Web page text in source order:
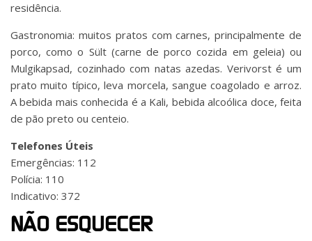
residência.
Gastronomia: muitos pratos com carnes, principalmente de
porco, como o Sült (carne de porco cozida em geleia) ou
Mulgikapsad, cozinhado com natas azedas. Verivorst é um
prato muito típico, leva morcela, sangue coagolado e arroz.
A bebida mais conhecida é a Kali, bebida alcoólica doce, feita
de pão preto ou centeio.
Telefones Úteis
Emergências: 112
Polícia: 110
Indicativo: 372
NÃO ESQUECER